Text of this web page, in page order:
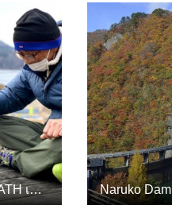
KESENNUMA FOODPATH เคเซ็นนุมะ Oyster Walk&Lunch (พร้อมรถแท…
ดูข้อมูลพื้นฐาน
Naruko Dam